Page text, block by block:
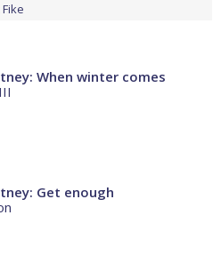
When winter comes
Get enough